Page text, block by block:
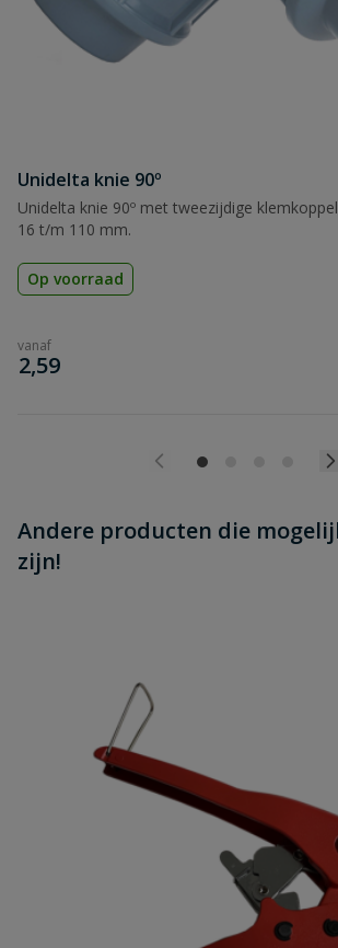
Beoordeling
Beoordeling versturen
Unidelta knie 90º
Unidelta knie 90º met tweezijdige
16 t/m 110 mm.
Op voorraad
vanaf
€
2,59
Andere producten die
zijn!